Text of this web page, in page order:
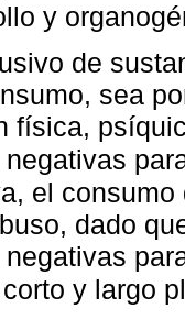
y
de
sea
física,
el
dado
y largo